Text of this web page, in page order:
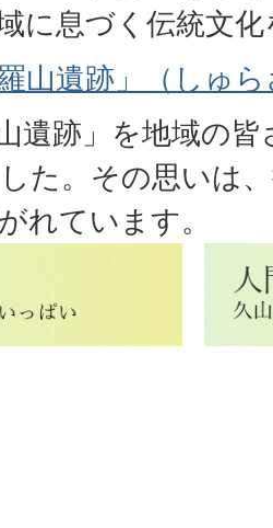
に息づく伝統文
山遺跡」（しゅ
遺跡」を地域の
た。その思いは
れています。